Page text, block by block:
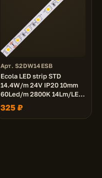
Арт. S2DW14ESB
Ecola LED strip STD
14.4W/m 24V IP20 10mm
60Led/m 2800K 14Lm/LED
840Lm/m светодиодная
лента на катушке 5м.
325 ₽